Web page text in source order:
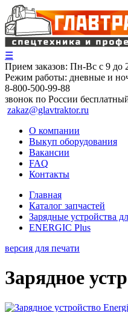
☰
Прием заказов: Пн-Вс с 9 до
Режим работы: дневные и
8-800-500-99-88
звонок по России
zakaz@glavtraktor.ru
О компании
Выкуп оборудования
Вакансии
FAQ
Контакты
Главная
Каталог запчастей
Зарядные устройства
ENERGIC Plus
версия для печати
Зарядное